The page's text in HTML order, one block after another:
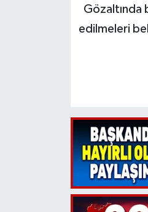
Gözaltında
edilmeleri